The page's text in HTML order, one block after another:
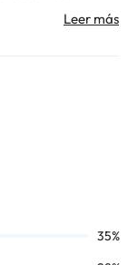
que disfrutes de
ubicadas en 5
completo con
televisión satélite
la piscina
en sus
¿Se te